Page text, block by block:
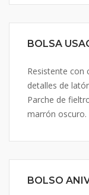
BOLSA
Resistente con
detalles de
Parche de
marrón oscuro.
BOLSO